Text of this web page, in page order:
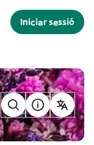
Iniciar sessió